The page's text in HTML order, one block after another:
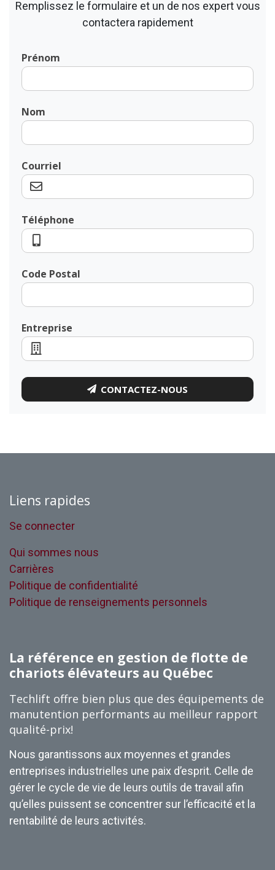
Remplissez le formulaire et un de nos expert vous
contactera rapidement
Prénom
Nom
Courriel
Téléphone
Code Postal
Entreprise
CONTACTEZ-NOUS
Liens rapides
Se connecter
Qui sommes nous
Carrières
Politique de confidentialité
Politique de renseignements personnels
La référence en gestion de flotte de
chariots élévateurs au Québec
Techlift offre bien plus que des équipements de
manutention performants au meilleur rapport
qualité-prix!
Nous garantissons aux moyennes et grandes
entreprises industrielles une paix d’esprit. Celle de
gérer le cycle de vie de leurs outils de travail afin
qu’elles puissent se concentrer sur l’efficacité et la
rentabilité de leurs activités.